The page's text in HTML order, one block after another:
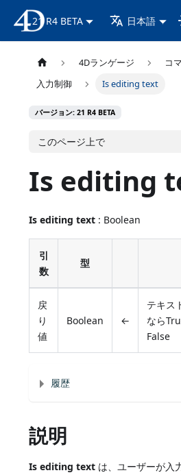
4D ドキュメンテーション
21 R4 BETA 日本語
4Dランゲージ
コ
入力制御
Is editing text
バージョン: 21 R4 BETA
このページ上で
Is editing
Is editing text : Boolean
引
数
型
戻
り
値
Boolean ←
テキス
なら
False
履歴
説明
Is editing text は、ユーザーが入